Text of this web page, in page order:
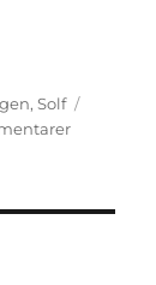
,Solf
till